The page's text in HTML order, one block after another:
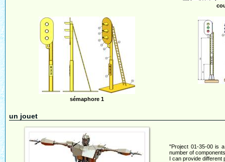
sémaphore 1
un jouet
"Project 01-35-00 is
number of
I can provide different